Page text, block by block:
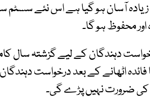
آسان ہو گیا ہے اس نئے
محفوظ ہو گا۔
دہندگان کے لیے گزشتہ سال
اٹھانے کے بعد درخواست
کی ضرورت نہیں پڑے گی۔